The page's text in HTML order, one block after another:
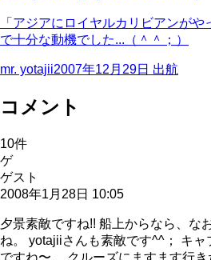
「アジアにロイヤルカリビアンが
で十分な動機でした...（＾＾；）
mr. yotajii2007年12月29日 出航
コメント
10件
ゲ
ゲスト
2008年1月28日 10:05
夕景素敵ですね!! 船上からなら、な
ね。 yotajiiさんも素敵です^^； キ